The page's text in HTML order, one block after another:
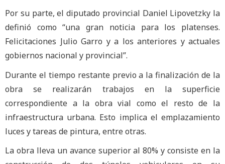
Por su parte, el diputado provincial Daniel Lipovetzky la
definió como “una gran noticia para los platenses.
Felicitaciones Julio Garro y a los anteriores y actuales
gobiernos nacional y provincial”.
Durante el tiempo restante previo a la finalización de la
obra se realizarán trabajos en la superficie
correspondiente a la obra vial como el resto de la
infraestructura urbana. Esto implica el emplazamiento
luces y tareas de pintura, entre otras.
La obra lleva un avance superior al 80% y consiste en la